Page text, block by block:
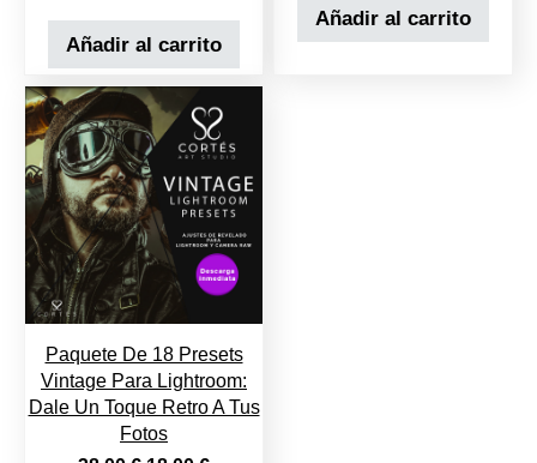
Añadir al carrito
Añadir al carrito
Paquete De 18 Presets
Vintage Para Lightroom:
Dale Un Toque Retro A Tus
Fotos